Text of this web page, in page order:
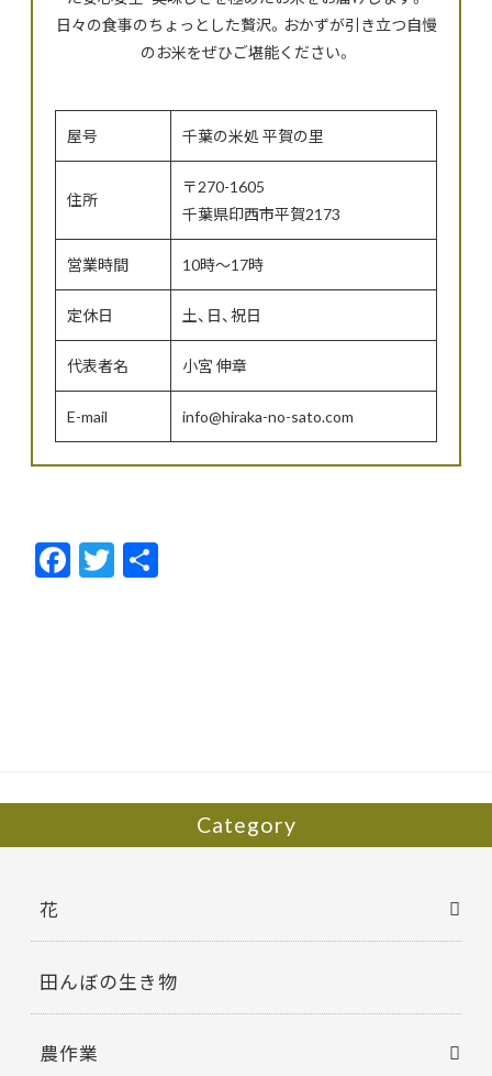
日々の食事のちょっとした贅沢。おかずが引き立つ自慢
のお米をぜひご堪能ください。
屋号 千葉の米処 平賀の里
住所
〒270-1605
千葉県印西市平賀2173
営業時間 10時～17時
定休日 土、日、祝日
代表者名 小宮 伸章
E-mail info@hiraka-no-sato.com
F
ac
T
w
Category
花
田んぼの生き物
農作業